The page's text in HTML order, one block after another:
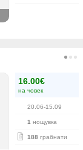
16.00€
на човек
20.06-15.09
1 нощувка
188 грабнати